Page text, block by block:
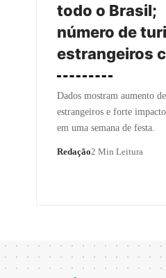
todo o Brasil;
número de
estrangeiros
Dados mostram aumento
estrangeiros e forte
em uma semana de festa.
Redação2 Min Leitura